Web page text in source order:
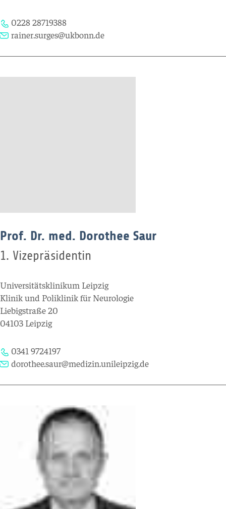
0228 28719388
rainer.surges@ukbonn.de
Prof. Dr. med. Dorothee Saur
1. Vizepräsidentin
Universitätsklinikum Leipzig
Klinik und Poliklinik für Neurologie
Liebigstraße 20
04103 Leipzig
0341 9724197
dorothee.saur@medizin.unileipzig.de